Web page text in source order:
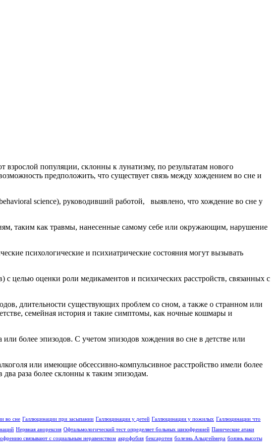
популяции, склонны к лунатизму, по результатам нового
предположить, что существует связь между хождением во сне и
science), руководивший работой, выявлено, что хождение во сне у
таким как травмы, нанесенные самому себе или окружающим, нарушение
психологические и психиатрические состояния могут вызывать
целью оценки роли медикаментов и психических расстройств, связанных с
длительности существующих проблем со сном, а также о странном или
семейная история и такие симптомы, как ночные кошмары и
более эпизодов. С учетом эпизодов хождения во сне в детстве или
или имеющие обсессивно-компульсивное расстройство имели более
два раза более склонны к таким эпизодам.
во сне Галлюцинации при засыпании Галлюцинации у детей Галлюцинации у пожилых Галлюцинации что
Нервная анорексия Офтальмологический тест определяет больных шизофренией Панические атаки
связывают с социальным неравенством акрофобия бексаротен болезнь Альцгеймера боязнь высоты